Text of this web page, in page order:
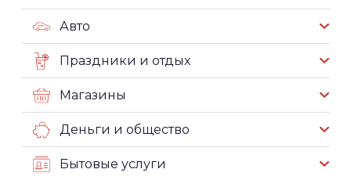
Авто
Праздники и отдых
Магазины
Деньги и общество
Бытовые услуги